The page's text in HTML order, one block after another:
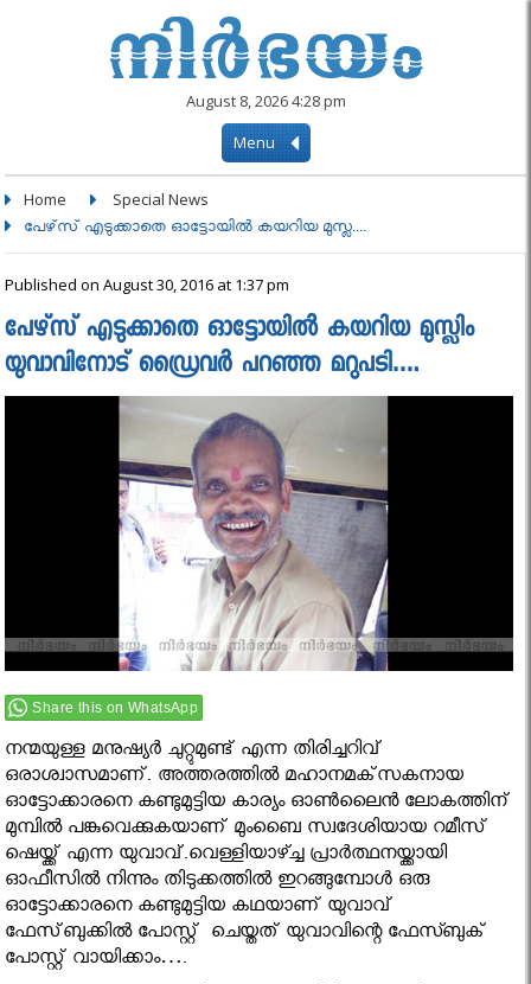
August 8, 2026 4:28 pm
Menu
Home Special News
പേഴ്‌സ് എടുക്കാതെ ഓട്ടോയിൽ കയറിയ മുസ്ല....
Published on August 30, 2016 at 1:37 pm
പേഴ്‌സ് എടുക്കാതെ ഓട്ടോയിൽ കയറിയ മുസ്ലിം
യുവാവിനോട് ഡ്രൈവർ പറഞ്ഞ മറുപടി….
Share this on WhatsApp
നന്മയുള്ള മനുഷ്യര്‍ ചുറ്റുമുണ്ട് എന്ന തിരിച്ചറിവ്
ഒരാശ്വാസമാണ്. അത്തരത്തില്‍ മഹാനമക്‌സകനായ
ഓട്ടോക്കാരനെ കണ്ടുമുട്ടിയ കാര്യം ഓണ്‍ലൈന്‍ ലോകത്തിന്
മുമ്പില്‍ പങ്കുവെക്കുകയാണ് മുംബൈ സ്വദേശിയായ റമീസ്
ഷെയ്ക്ക് എന്ന യുവാവ്.വെള്ളിയാഴ്ച്ച പ്രാര്‍ത്ഥനയ്ക്കായി
ഓഫീസില്‍ നിന്നും തിടുക്കത്തില്‍ ഇറങ്ങുമ്പോള്‍ ഒരു
ഓട്ടോക്കാരനെ കണ്ടുമുട്ടിയ കഥയാണ് യുവാവ്
ഫേസ്‌ബുക്കിൽ പോസ്റ്റ് ചെയ്തത് യുവാവിന്റെ ഫേസ്ബുക്
പോസ്റ്റ് വായിക്കാം….